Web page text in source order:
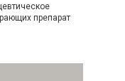
препарат